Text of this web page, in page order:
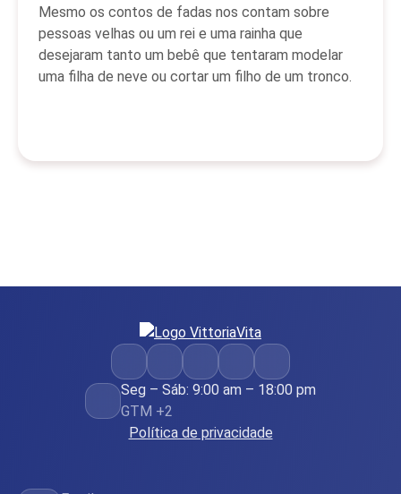
Mesmo os contos de fadas nos contam sobre
pessoas velhas ou um rei e uma rainha que
desejaram tanto um bebê que tentaram modelar
uma filha de neve ou cortar um filho de um tronco.
Seg – Sáb: 9:00 am – 18:00 pm
GTM +2
Política de privacidade